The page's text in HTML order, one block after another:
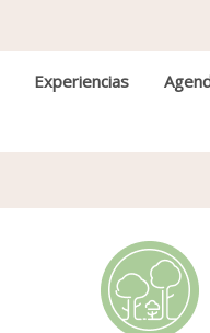
Experiencias